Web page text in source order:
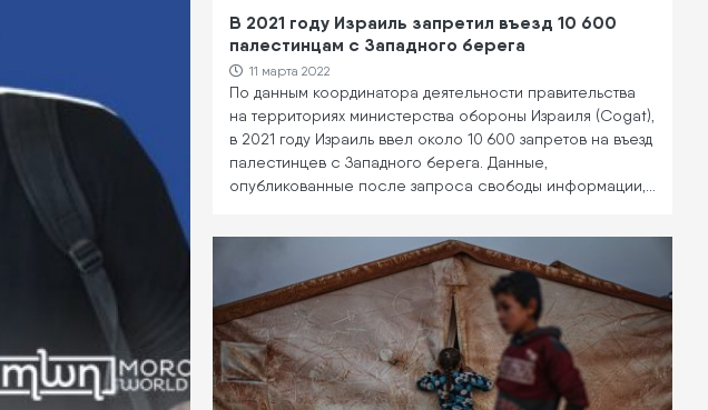
В 2021 году Израиль запретил въезд 10 600
палестинцам с Западного берега
11 марта 2022
По данным координатора деятельности правительства
на территориях министерства обороны Израиля (Cogat),
в 2021 году Израиль ввел около 10 600 запретов на въезд
палестинцев с Западного берега. Данные,
опубликованные после запроса свободы информации,…